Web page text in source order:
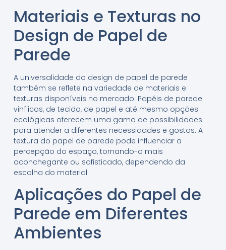
Materiais e Texturas no
Design de Papel de
Parede
A universalidade do design de papel de parede
também se reflete na variedade de materiais e
texturas disponíveis no mercado. Papéis de parede
vinílicos, de tecido, de papel e até mesmo opções
ecológicas oferecem uma gama de possibilidades
para atender a diferentes necessidades e gostos. A
textura do papel de parede pode influenciar a
percepção do espaço, tornando-o mais
aconchegante ou sofisticado, dependendo da
escolha do material.
Aplicações do Papel de
Parede em Diferentes
Ambientes